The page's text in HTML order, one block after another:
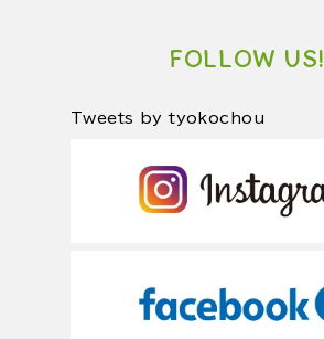
FOLLOW US!
Tweets by tyokochou